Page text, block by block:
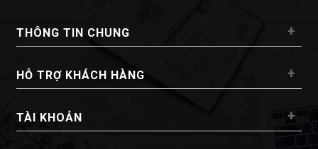
THÔNG TIN CHUNG +
HỖ TRỢ KHÁCH HÀNG +
TÀI KHOẢN +